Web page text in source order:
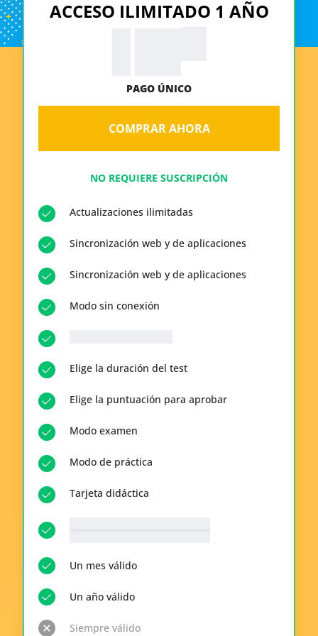
ACCESO ILIMITADO 1 AÑO
PAGO ÚNICO
COMPRAR AHORA
NO REQUIERE SUSCRIPCIÓN
Actualizaciones ilimitadas
Sincronización web y de aplicaciones
Sincronización web y de aplicaciones
Modo sin conexión
Elige la duración del test
Elige la puntuación para aprobar
Modo examen
Modo de práctica
Tarjeta didáctica
Un mes válido
Un año válido
Siempre válido